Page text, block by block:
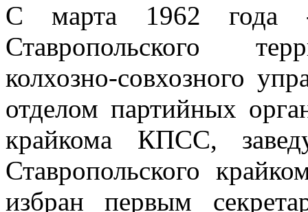
С марта 1962 года
Ставропольского
колхозно-совхозного
отделом партийных
крайкома КПСС,
Ставропольского
избран первым